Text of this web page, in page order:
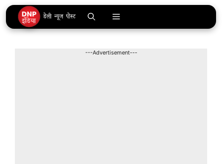
Skip
to
content
Menu
---Advertisement---